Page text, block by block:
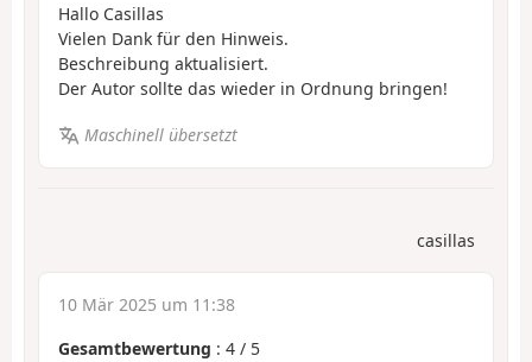
Hallo Casillas
Vielen Dank für den Hinweis.
Beschreibung aktualisiert.
Der Autor sollte das wieder in Ordnung bringen!
Maschinell übersetzt
casillas
10 Mär 2025 um 11:38
Gesamtbewertung : 4 / 5